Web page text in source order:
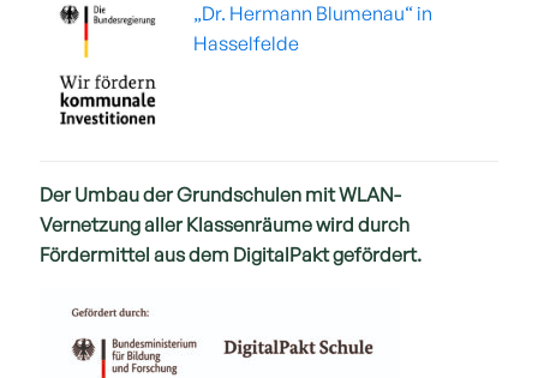
„Dr. Hermann Blumenau“ in
Hasselfelde
Der Umbau der Grundschulen mit WLAN-
Vernetzung aller Klassenräume wird durch
Fördermittel aus dem DigitalPakt gefördert.